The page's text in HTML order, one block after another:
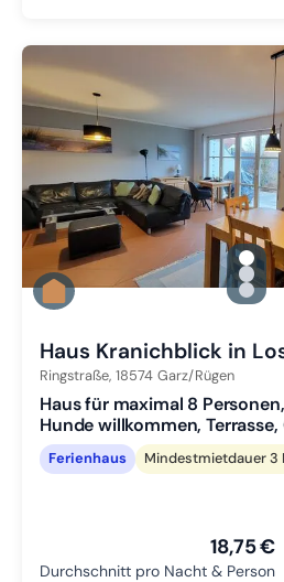
Zu
Zu
Zu
Haus Kranichblick in
Ringstraße, 18574 Garz/Rügen
Haus für maximal 8
Hunde willkommen,
Ferienhaus Mindestmietdauer 3
18,75 €
Durchschnitt pro Nacht & Person